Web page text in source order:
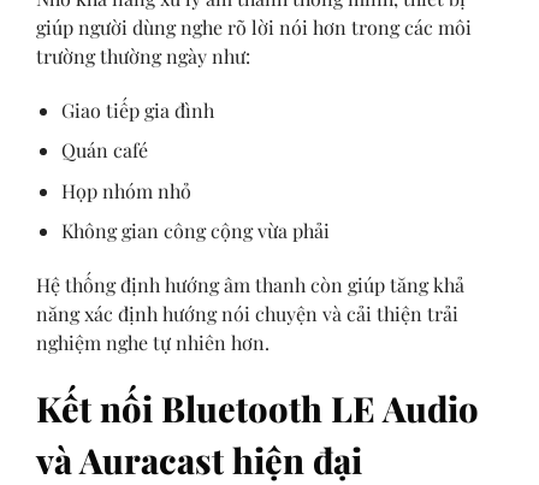
giúp người dùng nghe rõ lời nói hơn trong các môi
trường thường ngày như:
Giao tiếp gia đình
Quán café
Họp nhóm nhỏ
Không gian công cộng vừa phải
Hệ thống định hướng âm thanh còn giúp tăng khả
năng xác định hướng nói chuyện và cải thiện trải
nghiệm nghe tự nhiên hơn.
Kết nối Bluetooth LE Audio
và Auracast hiện đại